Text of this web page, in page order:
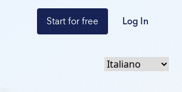
Start for free Log In